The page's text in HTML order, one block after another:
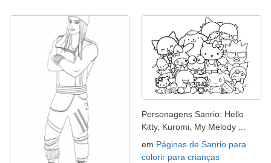
Personagens Sanrio: Hello
Kitty, Kuromi, My Melody ...
em Páginas de Sanrio para
colorir para crianças